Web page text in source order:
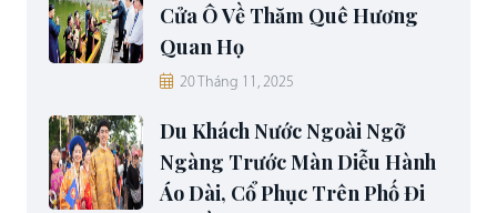
Cửa Ô Về Thăm Quê Hương
Quan Họ
20 Tháng 11, 2025
Du Khách Nước Ngoài Ngỡ
Ngàng Trước Màn Diễu Hành
Áo Dài, Cổ Phục Trên Phố Đi